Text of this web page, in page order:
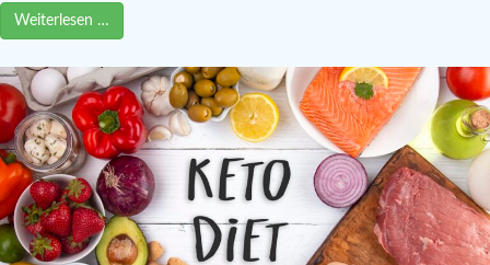
Weiterlesen …